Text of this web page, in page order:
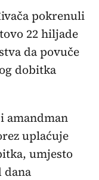
pokrenuli
22 hiljade
da povuče
dobitka
amandman
uplaćuje
umjesto
dana